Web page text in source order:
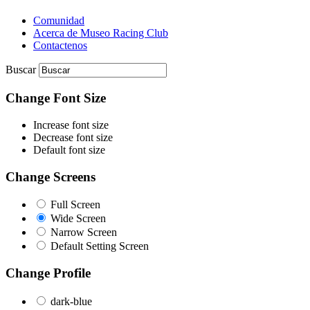
Comunidad
Acerca de Museo Racing Club
Contactenos
Buscar
Change Font Size
Increase font size
Decrease font size
Default font size
Change Screens
Full Screen
Wide Screen
Narrow Screen
Default Setting Screen
Change Profile
dark-blue